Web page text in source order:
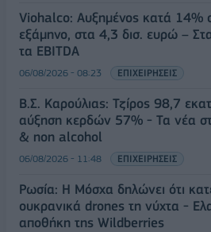
Viohalco: Αυξημένος κατά 14%
εξάμηνο, στα 4,3 δισ. ευρώ –
τα EBITDA
06/08/2026 - 08:23 ΕΠΙΧΕΙΡΗΣΕΙΣ
Β.Σ. Καρούλιας: Τζίρος 98,7
αύξηση κερδών 57% - Τα νέα
& non alcohol
06/08/2026 - 11:48 ΕΠΙΧΕΙΡΗΣΕΙΣ
Ρωσία: Η Μόσχα δηλώνει ότι
ουκρανικά drones τη νύχτα -
αποθήκη της Wildberries